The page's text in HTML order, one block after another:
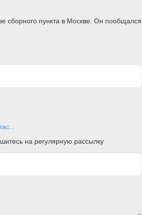
сборного пункта в Москве. Он пообщался
на регулярную рассылку